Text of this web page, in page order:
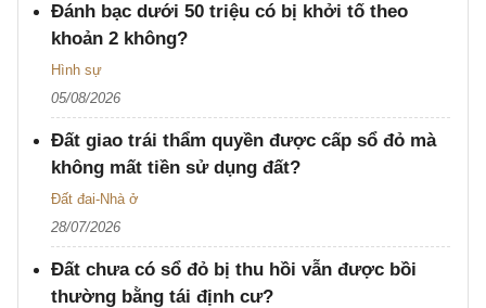
Đánh bạc dưới 50 triệu có bị khởi tố theo
khoản 2 không?
Hình sự
05/08/2026
Đất giao trái thẩm quyền được cấp sổ đỏ mà
không mất tiền sử dụng đất?
Đất đai-Nhà ở
28/07/2026
Đất chưa có sổ đỏ bị thu hồi vẫn được bồi
thường bằng tái định cư?